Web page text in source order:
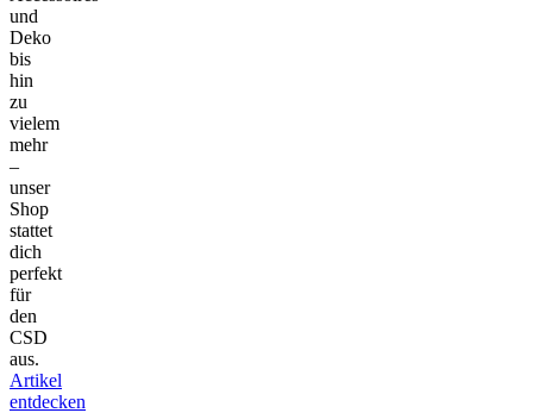
und
Deko
bis
hin
zu
vielem
mehr
–
unser
Shop
stattet
dich
perfekt
für
den
CSD
aus.
Artikel
entdecken